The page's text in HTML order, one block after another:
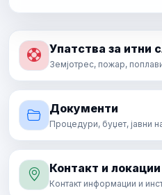
Упатства за итни
Земјотрес, пожар,
Документи
Процедури, буџет, јавни
Контакт и локации
Контакт информации и